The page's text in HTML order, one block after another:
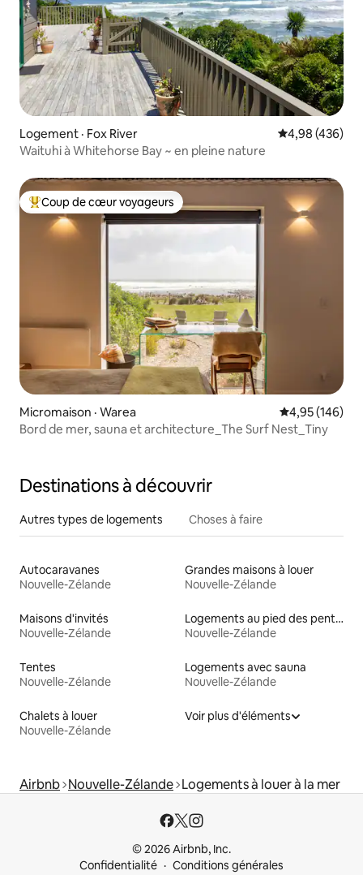
Logement · Fox River Note
4,98 (436)
Waituhi à Whitehorse Bay ~ en pleine nature
Coup de cœur voyageurs parmi les plus aimés
Coup de cœur voyageurs
Micromaison · Warea Note
4,95 (146)
Bord de mer, sauna et architecture_The Surf Nest_Tiny
Destinations à découvrir
Autres types de logements Choses à faire
Autocaravanes
Nouvelle-Zélande
Grandes maisons à louer
Nouvelle-Zélande
Maisons d'invités
Nouvelle-Zélande
Logements au pied des pentes à louer
Nouvelle-Zélande
Tentes
Nouvelle-Zélande
Logements avec sauna
Nouvelle-Zélande
Chalets à louer
Nouvelle-Zélande
Voir plus d'éléments
Airbnb Nouvelle-Zélande Logements à louer à la mer
© 2026 Airbnb, Inc.
Confidentialité
Conditions générales